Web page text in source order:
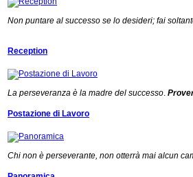
Non puntare al successo se lo desideri; fai
Reception
La perseveranza è la madre del successo.
Postazione di Lavoro
Chi non è perseverante, non otterrà mai alcun